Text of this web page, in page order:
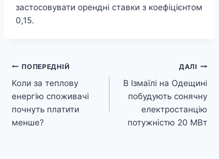
застосовувати орендні ставки з коефіцієнтом
0,15.
Навігація
записів
ПОПЕРЕДНІЙ
Коли за теплову
енергію споживачі
почнуть платити
менше?
ДАЛІ
В Ізмаїлі на Одещині
побудують сонячну
електростанцію
потужністю 20 МВт